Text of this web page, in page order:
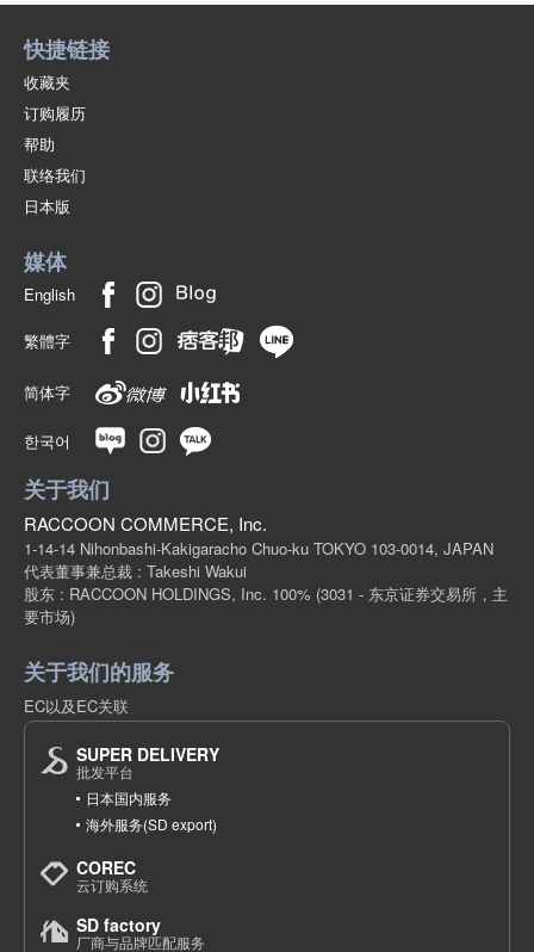
快捷链接
收藏夹
订购履历
帮助
联络我们
日本版
媒体
English
繁體字
简体字
한국어
关于我们
RACCOON COMMERCE, Inc.
1-14-14 Nihonbashi-Kakigaracho Chuo-ku TOKYO 103-0014, JAPAN
代表董事兼总裁 : Takeshi Wakui
股东 : RACCOON HOLDINGS, Inc. 100% (3031 - 东京证券交易所，主
要市场)
关于我们的服务
EC以及EC关联
SUPER DELIVERY
批发平台
日本国内服务
海外服务(SD export)
COREC
云订购系统
SD factory
厂商与品牌匹配服务